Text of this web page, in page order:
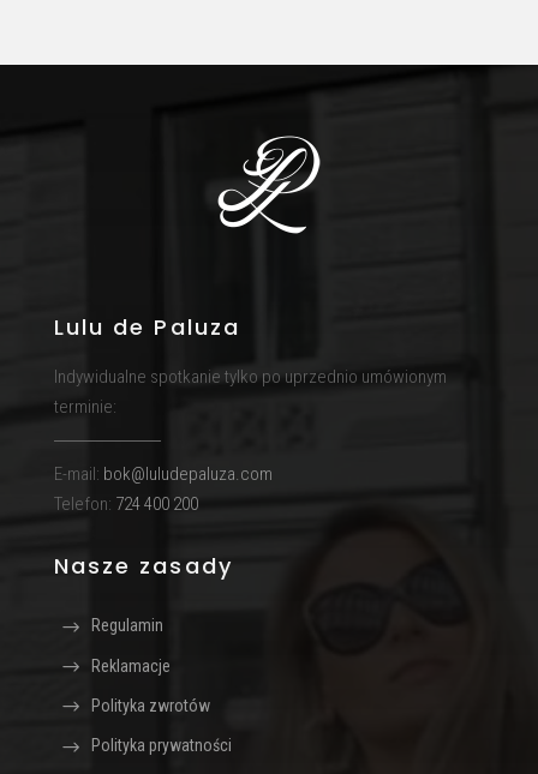
Lulu de Paluza
Indywidualne spotkanie tylko po uprzednio umówionym
terminie:
E-mail: bok@luludepaluza.com
Telefon: 724 400 200
Nasze zasady
Regulamin
Reklamacje
Polityka zwrotów
Polityka prywatności